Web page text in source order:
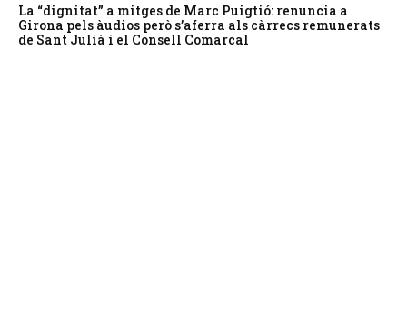
La “dignitat” a mitges de Marc Puigtió: renuncia a
Girona pels àudios però s’aferra als càrrecs remunerats
de Sant Julià i el Consell Comarcal